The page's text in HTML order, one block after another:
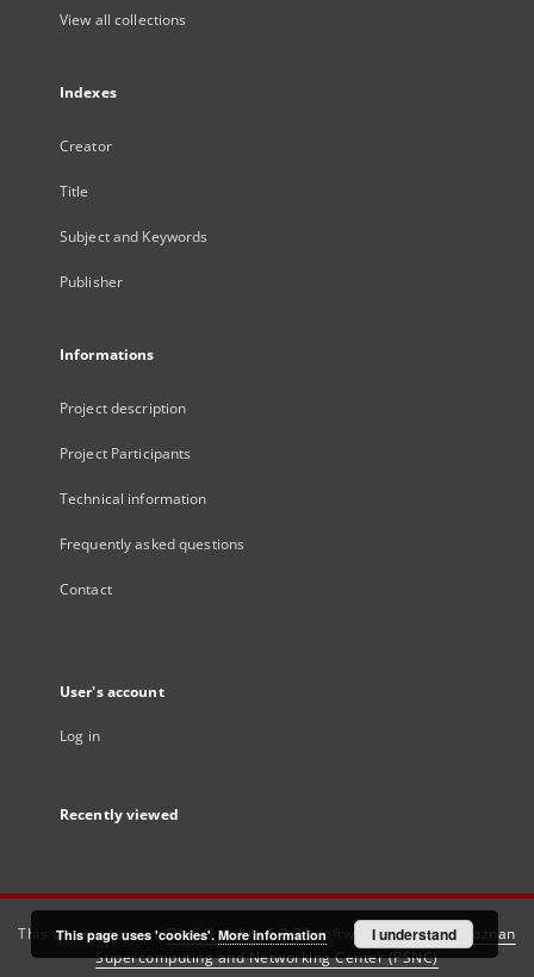
View all collections
Indexes
Creator
Title
Subject and Keywords
Publisher
Informations
Project description
Project Participants
Technical information
Frequently asked questions
Contact
User's account
Log in
Recently viewed
This service runs onDInGO dLibra 6.3.21software created by
Poznan
Supercomputing and Networking Center (PSNC)
This page uses 'cookies'. More information I understand